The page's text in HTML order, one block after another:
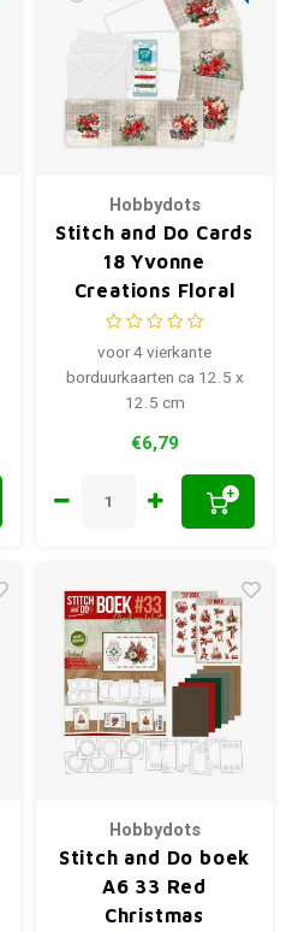
Hobbydots
Stitch and Do Cards
18 Yvonne
Creations Floral
Christmas
voor 4 vierkante
borduurkaarten ca 12.5 x
12.5 cm
€6,79
+
Hobbydots
Stitch and Do boek
A6 33 Red
Christmas